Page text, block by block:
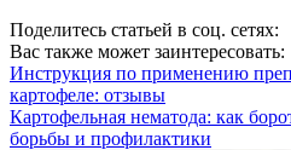
Поделитесь статьей в соц. сетях:
Вас также может заинтересовать:
Инструкция по применению
картофеле: отзывы
Картофельная нематода: как
борьбы и профилактики